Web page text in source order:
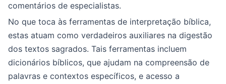
comentários de especialistas.
No que toca às ferramentas de interpretação bíblica,
estas atuam como verdadeiros auxiliares na digestão
dos textos sagrados. Tais ferramentas incluem
dicionários bíblicos, que ajudam na compreensão de
palavras e contextos específicos, e acesso a